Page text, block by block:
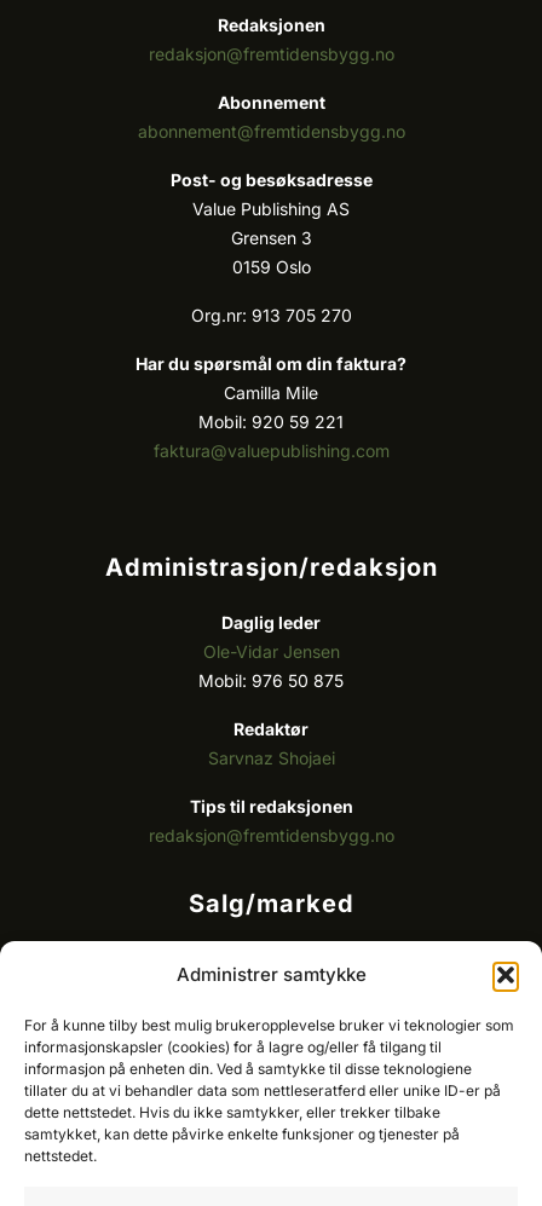
Administrer samtykke
For å kunne tilby best mulig brukeropplevelse bruker vi teknologier som
informasjonskapsler (cookies) for å lagre og/eller få tilgang til
informasjon på enheten din. Ved å samtykke til disse teknologiene
tillater du at vi behandler data som nettleseratferd eller unike ID-er på
dette nettstedet. Hvis du ikke samtykker, eller trekker tilbake
samtykket, kan dette påvirke enkelte funksjoner og tjenester på
nettstedet.
Redaksjonen
redaksjon@fremtidensbygg.no
Abonnement
abonnement@fremtidensbygg.no
Post- og besøksadresse
Value Publishing AS
Grensen 3
0159 Oslo
Org.nr: 913 705 270
Har du spørsmål om din faktura?
Camilla Mile
Mobil: 920 59 221
faktura@valuepublishing.com
Administrasjon/redaksjon
Daglig leder
Ole-Vidar Jensen
Mobil: 976 50 875
Redaktør
Sarvnaz Shojaei
Tips til redaksjonen
redaksjon@fremtidensbygg.no
Salg/marked
Ole-Vidar Jensen
Mobil: 976 50 875
E-post:ole@fremtidensbygg.no
Key account manager
Cristian Fatah